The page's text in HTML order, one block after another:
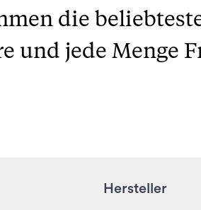
die
und jede Menge
Hersteller